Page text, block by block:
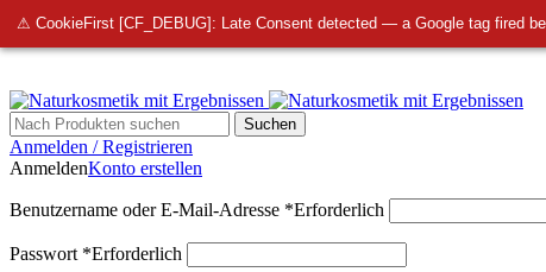
⚠ CookieFirst [CF_DEBUG]: Late Consent detected — a Google tag fired
info@bellmedi.at
Suchen
Anmelden / Registrieren
AnmeldenKonto erstellen
Benutzername oder E-Mail-Adresse *Erforderlich
Passwort *Erforderlich